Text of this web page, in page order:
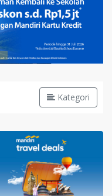
Kategori